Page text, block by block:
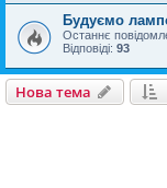
Будуємо
Останнє
Відповіді: 93
Нова тема